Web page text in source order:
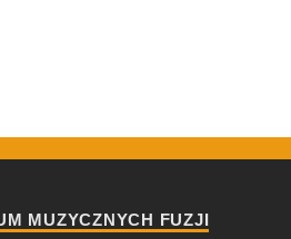
MUZYCZNYCH FUZJI